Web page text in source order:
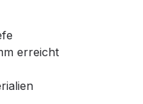
erreicht